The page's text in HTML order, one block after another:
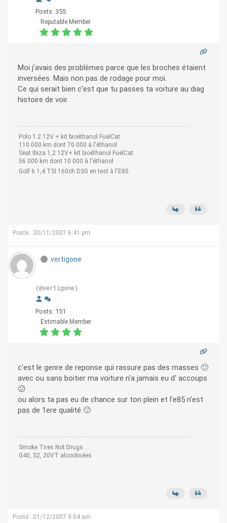
Posts: 355
Reputable Member
Moi j'avais des problèmes parce que les broches étaient
inversées. Mais non pas de rodage pour moi.
Ce qui serait bien c'est que tu passes ta voiture au diag
histoire de voir.
Polo 1.2 12V + kit bioéthanol FuelCat
110 000 km dont 70 000 à l'éthanol
Seat Ibiza 1,2 12V+ kit bioéthanol FuelCat
56 000 km dont 10 000 à l'éthanol
Golf 6 1,4 TSI 160ch DSG en test à l'E85
Posté : 30/11/2007 6:41 pm
vertigone
(@vertigone)
Posts: 151
Estimable Member
c'est le genre de reponse qui rassure pas des masses 🙁
avec ou sans boitier ma voiture n'a jamais eu d' accoups
😕
ou alors ta pas eu de chance sur ton plein et l'e85 n'est
pas de 1ere qualité 🙁
Smoke Tires Not Drugs ...
G40, S2, 20VT alcoolisées
Posté : 01/12/2007 9:04 am